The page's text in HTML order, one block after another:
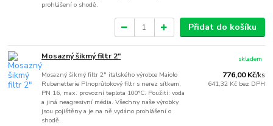
prohlášení o shodě.
Přidat do košíku
Mosazný šikmý filtr 2"
Mosazný šikmý filtr 2" italského výrobce Maiolo
Rubenetterie Plnoprůtokový filtr s nerez sítkem,
PN 16, max. provozní teplota 100°C. Použití: voda
a jiná neagresivní média. Všechny naše výrobky
jsou pojištěny a je na ně vydáno prohlášení o
shodě.
776,00 Kč/ks
641,32 Kč bez DPH
skladem